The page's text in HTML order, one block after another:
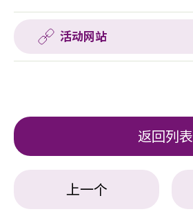
活动网站
返回列表
上一个